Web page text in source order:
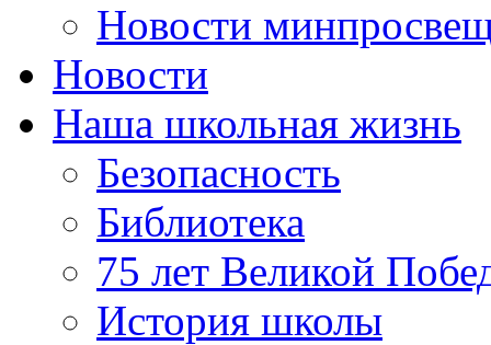
Новости
Новости
Наша школьная жизнь
Безопасность
Библиотека
75 лет Великой
История школы